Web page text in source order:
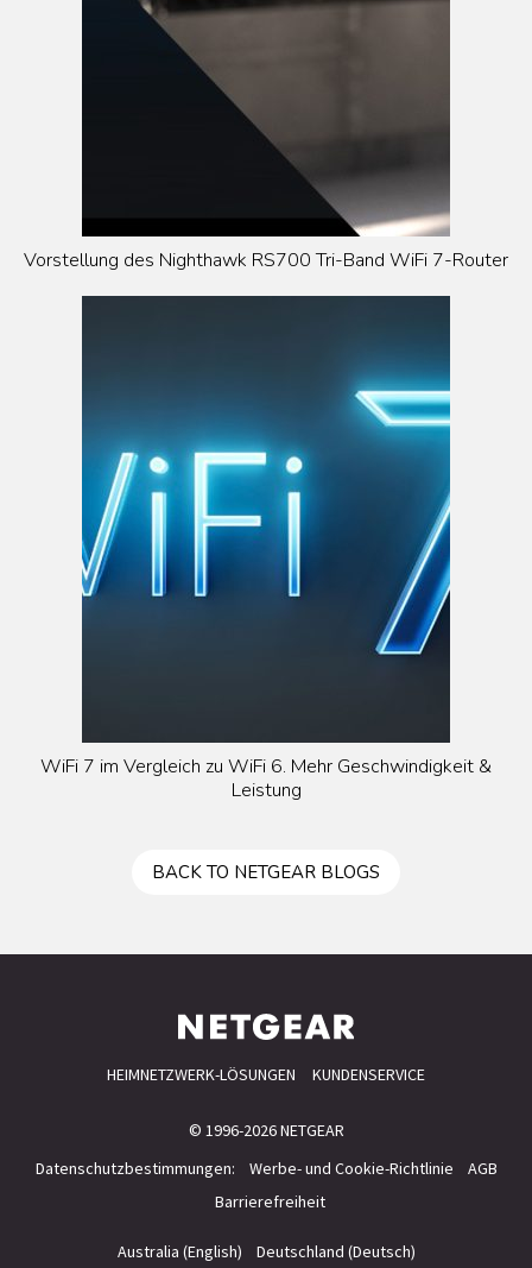
Vorstellung des Nighthawk RS700 Tri-Band WiFi 7-Router
WiFi 7 im Vergleich zu WiFi 6. Mehr Geschwindigkeit &
Leistung
BACK TO NETGEAR BLOGS
HEIMNETZWERK-LÖSUNGEN KUNDENSERVICE
© 1996-2026 NETGEAR
Datenschutzbestimmungen:
Werbe- und Cookie-Richtlinie
AGB
Barrierefreiheit
Australia (English) Deutschland (Deutsch)